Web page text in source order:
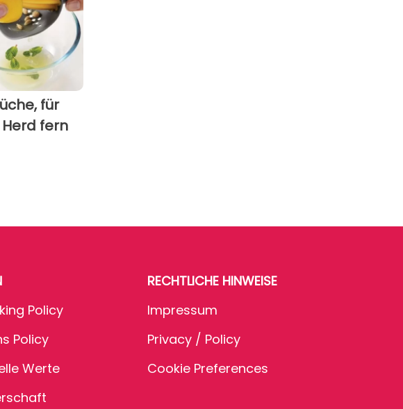
für
fern
Policy
Policy
Werte
RECHTLICHE HINWEISE
Impressum
Privacy / Policy
Cookie Preferences